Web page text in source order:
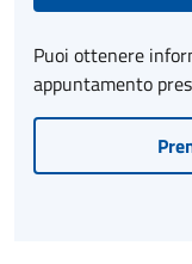
Puoi ottenere
appuntamento